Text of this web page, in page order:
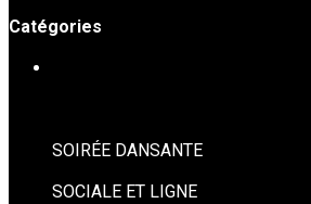
Catégories
SOIRÉE DANSANTE
SOCIALE ET LIGNE